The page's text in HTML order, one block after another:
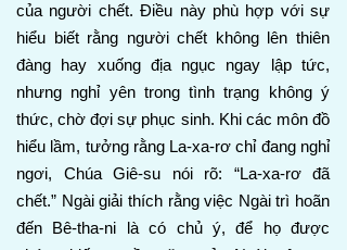
của người chết. Điều này phù hợp với sự
hiểu biết rằng người chết không lên thiên
đàng hay xuống địa ngục ngay lập tức,
nhưng nghỉ yên trong tình trạng không ý
thức, chờ đợi sự phục sinh. Khi các môn đồ
hiểu lầm, tưởng rằng La-xa-rơ chỉ đang nghỉ
ngơi, Chúa Giê-su nói rõ: “La-xa-rơ đã
chết.” Ngài giải thích rằng việc Ngài trì hoãn
đến Bê-tha-ni là có chủ ý, để họ được